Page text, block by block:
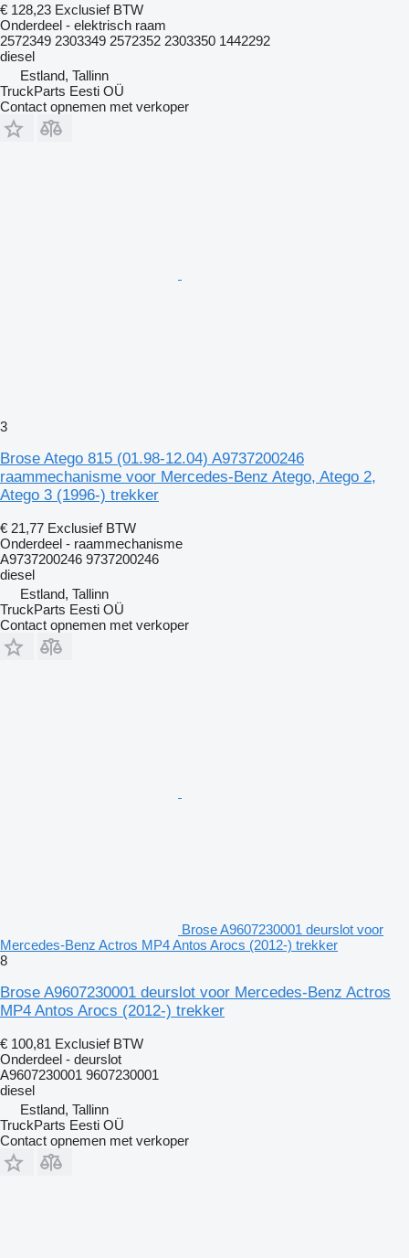
€ 128,23 Exclusief BTW
Onderdeel - elektrisch raam
2572349 2303349 2572352 2303350 1442292
diesel
Estland, Tallinn
TruckParts Eesti OÜ
Contact opnemen met verkoper
3
Brose Atego 815 (01.98-12.04) A9737200246
raammechanisme voor Mercedes-Benz Atego, Atego 2,
Atego 3 (1996-) trekker
€ 21,77 Exclusief BTW
Onderdeel - raammechanisme
A9737200246 9737200246
diesel
Estland, Tallinn
TruckParts Eesti OÜ
Contact opnemen met verkoper
Brose A9607230001 deurslot voor
Mercedes-Benz Actros MP4 Antos Arocs (2012-) trekker
8
Brose A9607230001 deurslot voor Mercedes-Benz Actros
MP4 Antos Arocs (2012-) trekker
€ 100,81 Exclusief BTW
Onderdeel - deurslot
A9607230001 9607230001
diesel
Estland, Tallinn
TruckParts Eesti OÜ
Contact opnemen met verkoper